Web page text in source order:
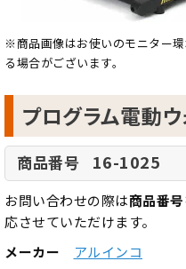
※商品画像はお使いのモニター
る場合がございます。
プログラム電動
商品番号 16-1025
お問い合わせの際は商品番号
応させていただけます。
メーカー
アルインコ